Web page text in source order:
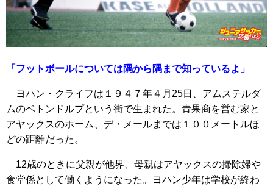
「フットボールについては隅から隅まで知っているよ」
ヨハン・クライフは１９４７年４月25日、アムステルダ
ムのベトンドルプという街で生まれた。青果商を営む家と
アヤックスのホーム、デ・メールまでは１００メートルほ
どの距離だった。
12歳のときに父親が他界、母親はアヤックスの掃除婦や
食堂係として働くようになった。ヨハン少年は学校が終わ